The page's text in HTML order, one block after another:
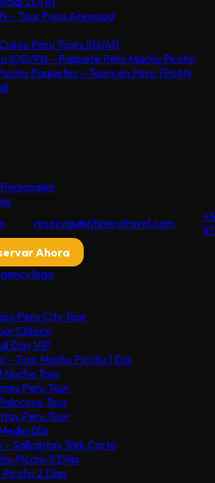
– Tour Puno Arequipa
Peru Tours 5D/4N
10D/9N – Paquete Peru Machu Picchu
Paquetes – Tours en Peru 7D/6N
reservas@intiperutravel.com
Ahora
Peru City Tour​
Clásico
Day VIP
– Tour Machu Picchu 1 Dia
Noche​ Tour
Peru​ Tour
Tour
Peru Tour
Día
– Salkantay Trek Corto
Picchu 5 Días
2 Días